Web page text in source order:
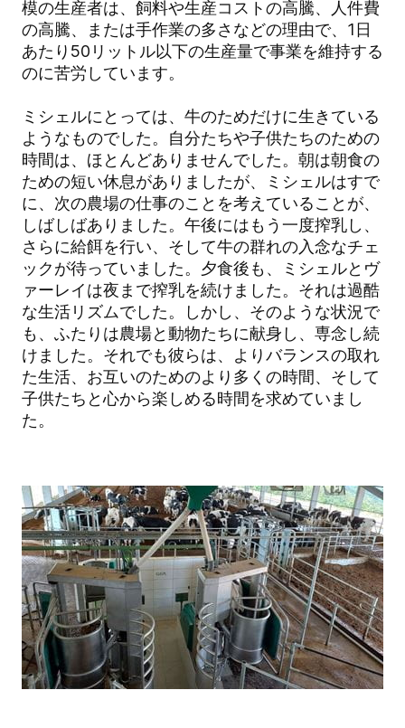
模の生産者は、飼料や生産コストの高騰、人件費
の高騰、または手作業の多さなどの理由で、1日
あたり50リットル以下の生産量で事業を維持する
のに苦労しています。
ミシェルにとっては、牛のためだけに生きている
ようなものでした。自分たちや子供たちのための
時間は、ほとんどありませんでした。朝は朝食の
ための短い休息がありましたが、ミシェルはすで
に、次の農場の仕事のことを考えていることが、
しばしばありました。午後にはもう一度搾乳し、
さらに給餌を行い、そして牛の群れの入念なチェ
ックが待っていました。夕食後も、ミシェルとヴ
ァーレイは夜まで搾乳を続けました。それは過酷
な生活リズムでした。しかし、そのような状況で
も、ふたりは農場と動物たちに献身し、専念し続
けました。それでも彼らは、よりバランスの取れ
た生活、お互いのためのより多くの時間、そして
子供たちと心から楽しめる時間を求めていまし
た。